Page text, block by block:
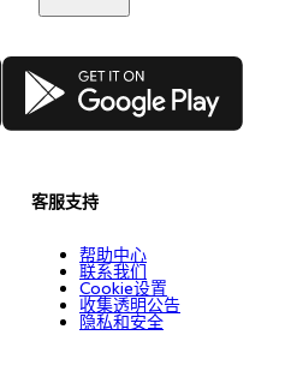
Google Play
客服支持
帮助中心
联系我们
Cookie设置
收集透明公告
隐私和安全